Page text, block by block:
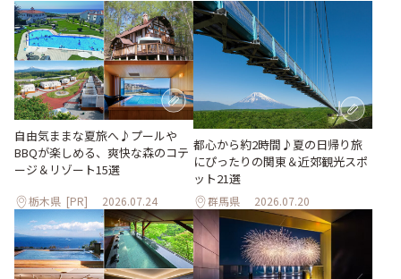
自由気ままな夏旅へ♪プールや
BBQが楽しめる、爽快な森のコテ
ージ＆リゾート15選
栃木県 [PR] 2026.07.24
都心から約2時間♪夏の日帰り旅
にぴったりの関東＆近郊観光スポ
ット21選
群馬県 2026.07.20